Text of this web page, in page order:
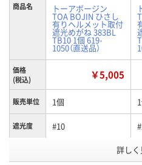
商品名 トーアボージン
TOA BOJIN ひさし
有りヘルメット取付
遮光めがね 383BL
TB10 1個 619-
1050（直送品）
価格
(税込)
￥5,005
販売単位 1個
遮光度 #10
詳しく